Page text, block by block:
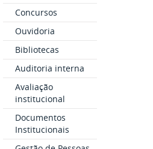
Concursos
Ouvidoria
Bibliotecas
Auditoria interna
Avaliação
institucional
Documentos
Institucionais